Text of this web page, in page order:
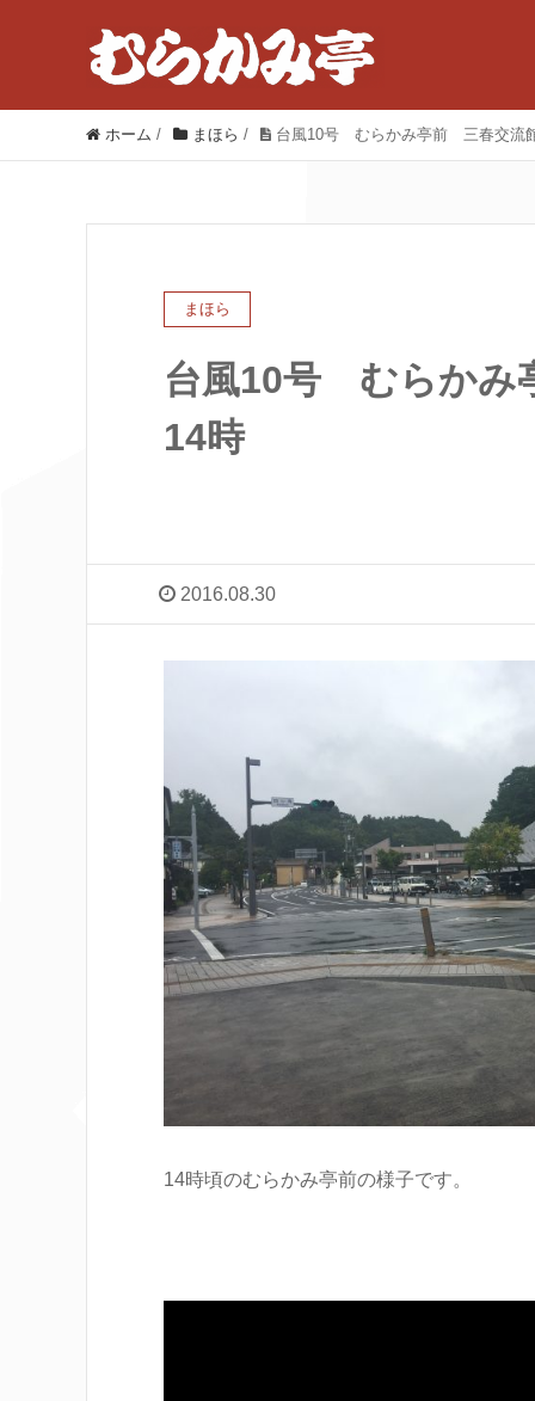
ホーム / まほら / 台風10号 むらかみ亭前 三春交流
まほら
台風10号 むらか
14時
2016.08.30
14時頃のむらかみ亭前の様子です。